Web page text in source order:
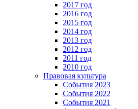
2017 год
2016 год
2015 год
2014 год
2013 год
2012 год
2011 год
2010 год
Правовая культура
События 2023
События 2022
События 2021